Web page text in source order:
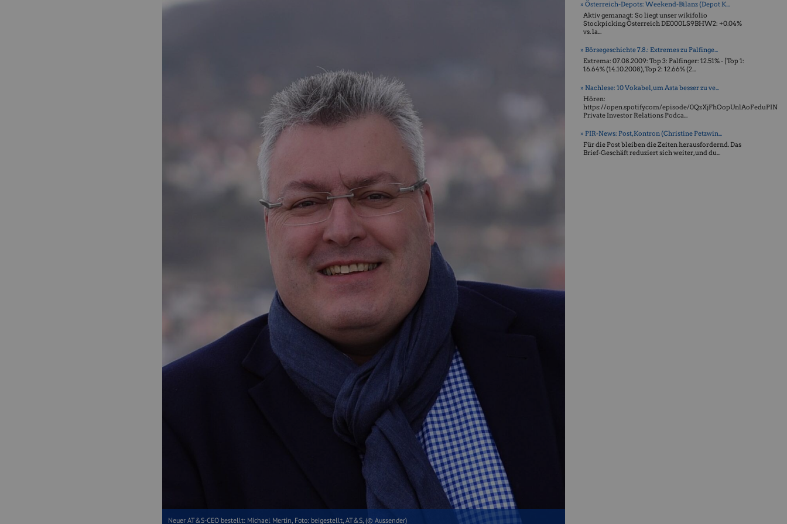
Neuer AT&S-CEO bestellt: Michael Mertin, Foto: beigestellt, AT&S, (© Aussender)
» Österreich-Depots: Weekend-Bilanz (Depot K...
Aktiv gemanagt: So liegt unser wikifolio
Stockpicking Öster­reich DE000LS9BHW2: +0.04%
vs. la...
» Börsegeschichte 7.8.: Extremes zu Palfinge...
Extrema: 07.08.2009: Top 3: Palfinger: 12.51% - [Top 1:
16.64% (14.10.2008), Top 2: 12.66% (2...
» Nachlese: 10 Vokabel, um Asta besser zu ve...
Hören:
https://open.spotify.com/episode/0QzXjFhOopUnlAoFeduPIN
Private Investor Relations Podca...
» PIR-News: Post, Kontron (Christine Petzwin...
Für die Post bleiben die Zeiten herausfordernd. Das
Brief-Geschäft reduziert sich weiter, und du...